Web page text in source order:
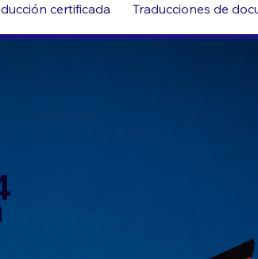
certificada Traducciones de